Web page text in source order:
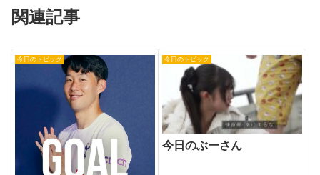
関連記事
今日のトピック 今日のトピック
今日のぶーさん